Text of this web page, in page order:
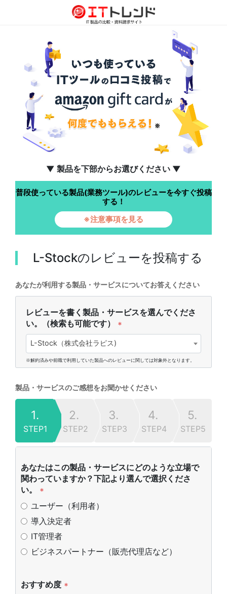
▼ 製品を下部からお選びください ▼
普段使っている製品(業務ツール)のレビューを今すぐ投稿
する！
※注意事項を見る
L-Stockのレビューを投稿する
あなたが利用する製品・サービスについてお答えください
レビューを書く製品・サービスを選んでくださ
い。（検索も可能です）
*
L-Stock（株式会社ラピス)
※解約済みや前職で利用していた製品へのレビューに関しては対象外となります。
製品・サービスのご感想をお聞かせください
1.
STEP1
2.
STEP2
3.
STEP3
4.
STEP4
5.
STEP5
あなたはこの製品・サービスにどのような立場で
関わっていますか？下記より選んで選択くださ
い。
*
ユーザー（利用者）
導入決定者
IT管理者
ビジネスパートナー（販売代理店など）
おすすめ度 *